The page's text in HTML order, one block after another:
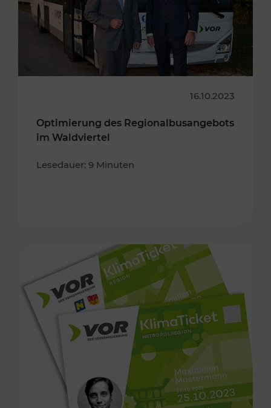
16.10.2023
Optimierung des Regionalbusangebots
im Waldviertel
Lesedauer: 9 Minuten